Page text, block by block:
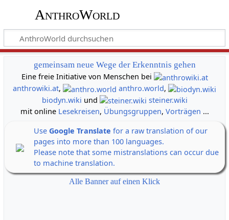
AnthroWorld
gemeinsam neue Wege der Erkenntnis gehen
Eine freie Initiative von Menschen bei
anthrowiki.at, anthro.world,
biodyn.wiki und
steiner.wiki
mit online Lesekreisen, Übungsgruppen, Vorträgen ...
Use Google Translate for a raw translation of our
pages into more than 100 languages.
Please note that some mistranslations can occur due
to machine translation.
Alle Banner auf einen Klick